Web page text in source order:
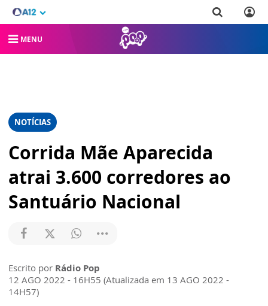
MENU
NOTÍCIAS
Corrida Mãe Aparecida
atrai 3.600 corredores ao
Santuário Nacional
Escrito por Rádio Pop
12 AGO 2022 - 16H55 (Atualizada em 13 AGO 2022 -
14H57)